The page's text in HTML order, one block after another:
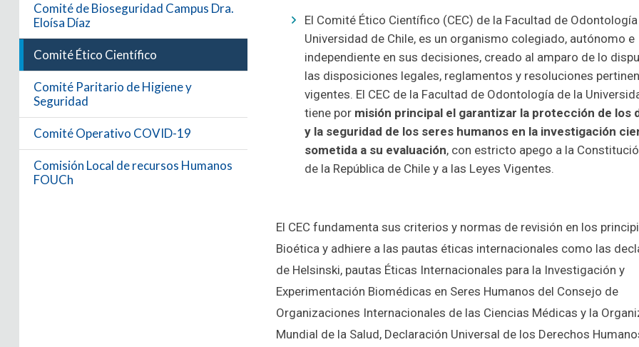
Comité de Bioseguridad Campus Dra.
Eloísa Díaz
Comité Ético Científico
Comité Paritario de Higiene y
Seguridad
Comité Operativo COVID-19
Comisión Local de recursos Humanos
FOUCh
El Comité Ético Científico (CEC) de la Facultad de
Universidad de Chile, es un organismo colegiado, autónomo e
independiente en sus decisiones, creado al amparo de lo
las disposiciones legales, reglamentos y resoluciones
vigentes. El CEC de la Facultad de Odontología de la
tiene por misión principal el garantizar la protección de los
y la seguridad de los seres humanos en la investigación
sometida a su evaluación, con estricto apego a la
de la República de Chile y a las Leyes Vigentes.
El CEC fundamenta sus criterios y normas de revisión en los
Bioética y adhiere a las pautas éticas internacionales como las
de Helsinski, pautas Éticas Internacionales para la Investigación y
Experimentación Biomédicas en Seres Humanos del Consejo de
Organizaciones Internacionales de las Ciencias Médicas y la
Mundial de la Salud, Declaración Universal de los Derechos